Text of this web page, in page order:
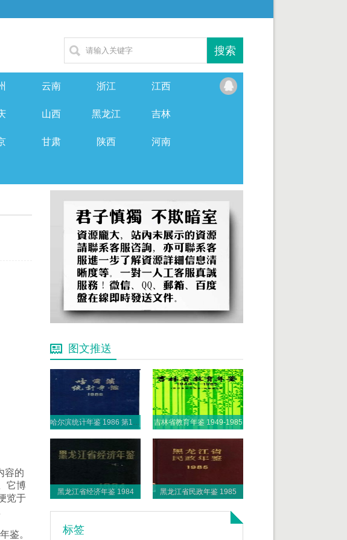
云南 浙江 江西
山西 黑龙江 吉林
甘肃 陕西 河南
容的
它博
览于
鉴。
图文推送
哈尔滨统计年鉴 1986 第1部分 1985年各项事业发展概况 吉林省教育年鉴 1949-1985
黑龙江省经济年鉴 1984 黑龙江省民政年鉴 1985
标签